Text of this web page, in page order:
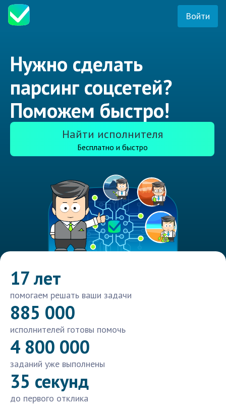
Войти
Нужно сделать
парсинг соцсетей?
Поможем быстро!
Найти исполнителя
Бесплатно и быстро
17 лет
помогаем решать ваши задачи
885 000
исполнителей готовы помочь
4 800 000
заданий уже выполнены
35 секунд
до первого отклика